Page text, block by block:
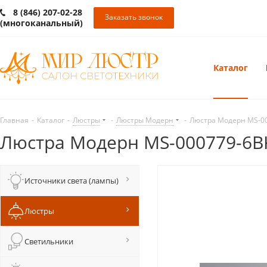
8 (846) 207-02-28
(многоканальный)
Заказать звонок
Каталог
Главная - Каталог - Люстры - Люстры Модерн - Люстра Модерн MS-
Люстра Модерн MS-000779-
Источники света (лампы)
Люстры
Светильники